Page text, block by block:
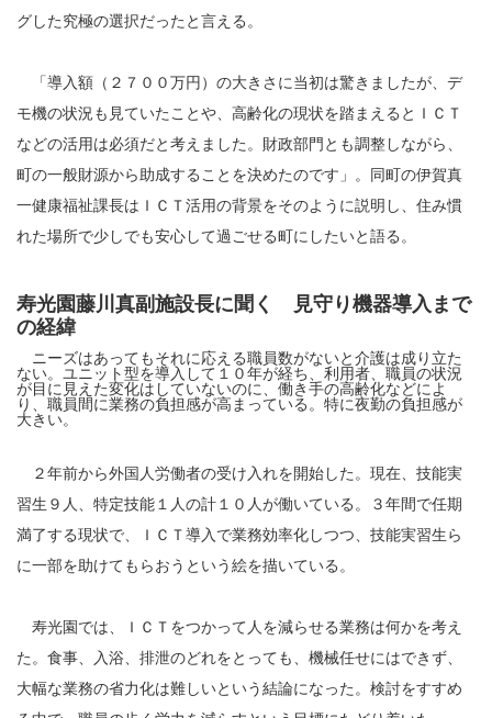
グした究極の選択だったと言える。
「導入額（２７００万円）の大きさに当初は驚きましたが、デ
モ機の状況も見ていたことや、高齢化の現状を踏まえるとＩＣＴ
などの活用は必須だと考えました。財政部門とも調整しながら、
町の一般財源から助成することを決めたのです」。同町の伊賀真
一健康福祉課長はＩＣＴ活用の背景をそのように説明し、住み慣
れた場所で少しでも安心して過ごせる町にしたいと語る。
寿光園藤川真副施設長に聞く 見守り機器導入まで
の経緯
ニーズはあってもそれに応える職員数がないと介護は成り立た
ない。ユニット型を導入して１０年が経ち、利用者、職員の状況
が目に見えた変化はしていないのに、働き手の高齢化などによ
り、職員間に業務の負担感が高まっている。特に夜勤の負担感が
大きい。
２年前から外国人労働者の受け入れを開始した。現在、技能実
習生９人、特定技能１人の計１０人が働いている。３年間で任期
満了する現状で、ＩＣＴ導入で業務効率化しつつ、技能実習生ら
に一部を助けてもらおうという絵を描いている。
寿光園では、ＩＣＴをつかって人を減らせる業務は何かを考え
た。食事、入浴、排泄のどれをとっても、機械任せにはできず、
大幅な業務の省力化は難しいという結論になった。検討をすすめ